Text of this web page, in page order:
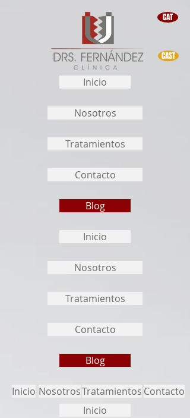
CAT
CAST
Inicio
Nosotros
Tratamientos
Contacto
Blog
Inicio
Nosotros
Tratamientos
Contacto
Blog
Inicio NosotrosTratamientos Contacto
Inicio